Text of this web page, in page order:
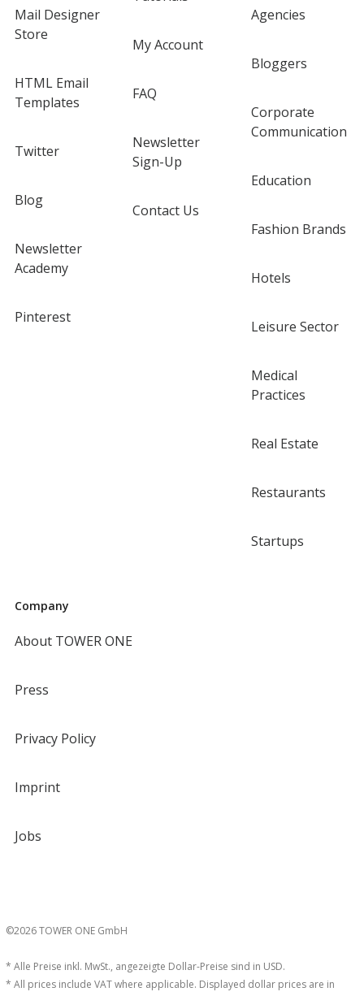
Mail Designer
Store
HTML Email
Templates
Twitter
Blog
Newsletter
Academy
Pinterest
My Account
FAQ
Newsletter
Sign-Up
Contact Us
Agencies
Bloggers
Corporate
Communication
Education
Fashion Brands
Hotels
Leisure Sector
Medical
Practices
Real Estate
Restaurants
Startups
Company
About TOWER ONE
Press
Privacy Policy
Imprint
Jobs
©2026 TOWER ONE GmbH
* Alle Preise inkl. MwSt., angezeigte Dollar-Preise sind in USD.
* All prices include VAT where applicable. Displayed dollar prices are in